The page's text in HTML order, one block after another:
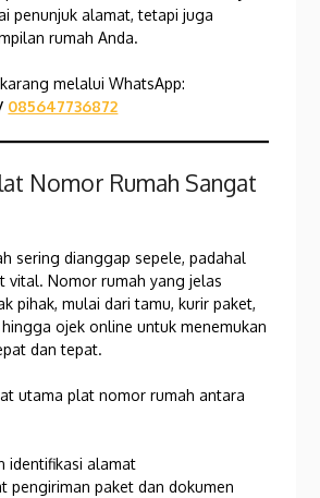
penunjuk alamat, tetapi juga
rumah Anda.
melalui WhatsApp:
085647736872
Nomor Rumah Sangat
sering dianggap sepele, padahal
vital. Nomor rumah yang jelas
pihak, mulai dari tamu, kurir paket,
ojek online untuk menemukan
dan tepat.
utama plat nomor rumah antara
identifikasi alamat
pengiriman paket dan dokumen